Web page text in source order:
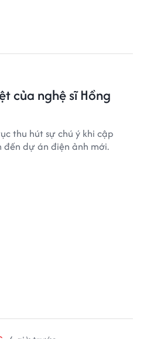
của nghệ sĩ Hồng
thu hút sự chú ý khi cập
dự án điện ảnh mới.